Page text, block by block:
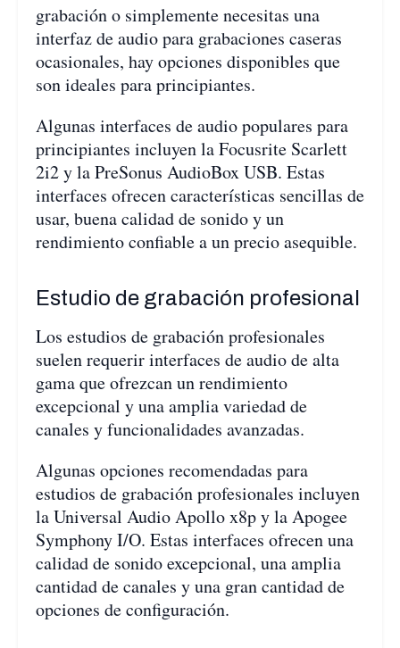
grabación o simplemente necesitas una
interfaz de audio para grabaciones caseras
ocasionales, hay opciones disponibles que
son ideales para principiantes.
Algunas interfaces de audio populares para
principiantes incluyen la Focusrite Scarlett
2i2 y la PreSonus AudioBox USB. Estas
interfaces ofrecen características sencillas de
usar, buena calidad de sonido y un
rendimiento confiable a un precio asequible.
Estudio de grabación profesional
Los estudios de grabación profesionales
suelen requerir interfaces de audio de alta
gama que ofrezcan un rendimiento
excepcional y una amplia variedad de
canales y funcionalidades avanzadas.
Algunas opciones recomendadas para
estudios de grabación profesionales incluyen
la Universal Audio Apollo x8p y la Apogee
Symphony I/O. Estas interfaces ofrecen una
calidad de sonido excepcional, una amplia
cantidad de canales y una gran cantidad de
opciones de configuración.